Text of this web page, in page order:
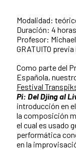
Modalidad:
Duración: 4 horas
Profesor:
GRATUITO
Como parte del
Española,
Festival
Pi: Del Djing al
introducción en
la composición
el cual es usado
performática
en la